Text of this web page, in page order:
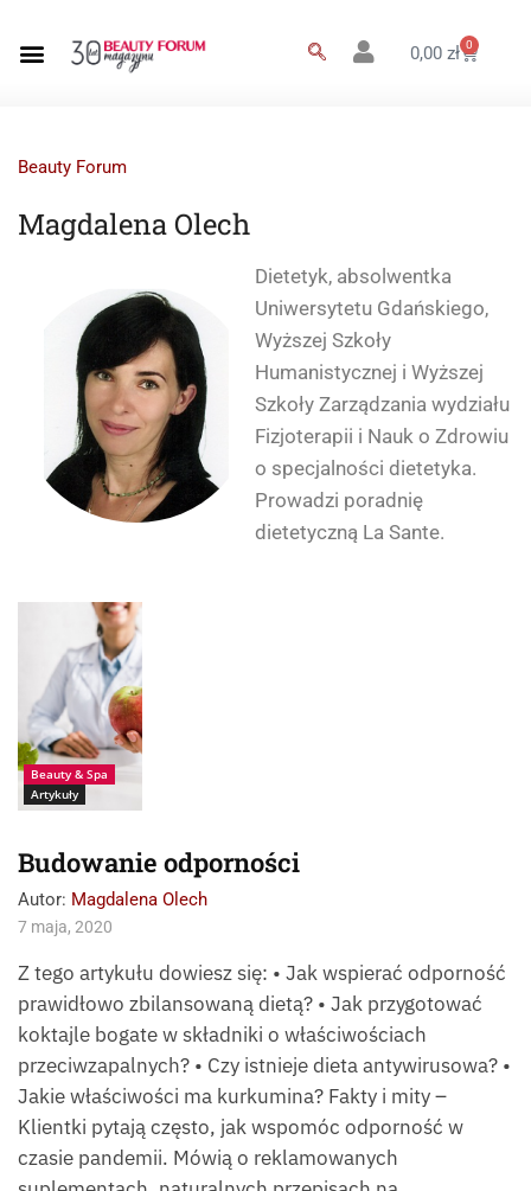
0,00zł 0
Beauty Forum
Magdalena Olech
Dietetyk, absolwentka
Uniwersytetu Gdańskiego,
Wyższej Szkoły
Humanistycznej i Wyższej
Szkoły Zarządzania wydziału
Fizjoterapii i Nauk o Zdrowiu
o specjalności dietetyka.
Prowadzi poradnię
dietetyczną La Sante.
Photogenica_HayDmi
Beauty & Spa
Artykuły
Budowanie odporności
Autor: Magdalena Olech
7 maja, 2020
Z tego artykułu dowiesz się: • Jak wspierać odporność
prawidłowo zbilansowaną dietą? • Jak przygotować
koktajle bogate w składniki o właściwościach
przeciwzapalnych? • Czy istnieje dieta antywirusowa? •
Jakie właściwości ma kurkumina? Fakty i mity –
Klientki pytają często, jak wspomóc odporność w
czasie pandemii. Mówią o reklamowanych